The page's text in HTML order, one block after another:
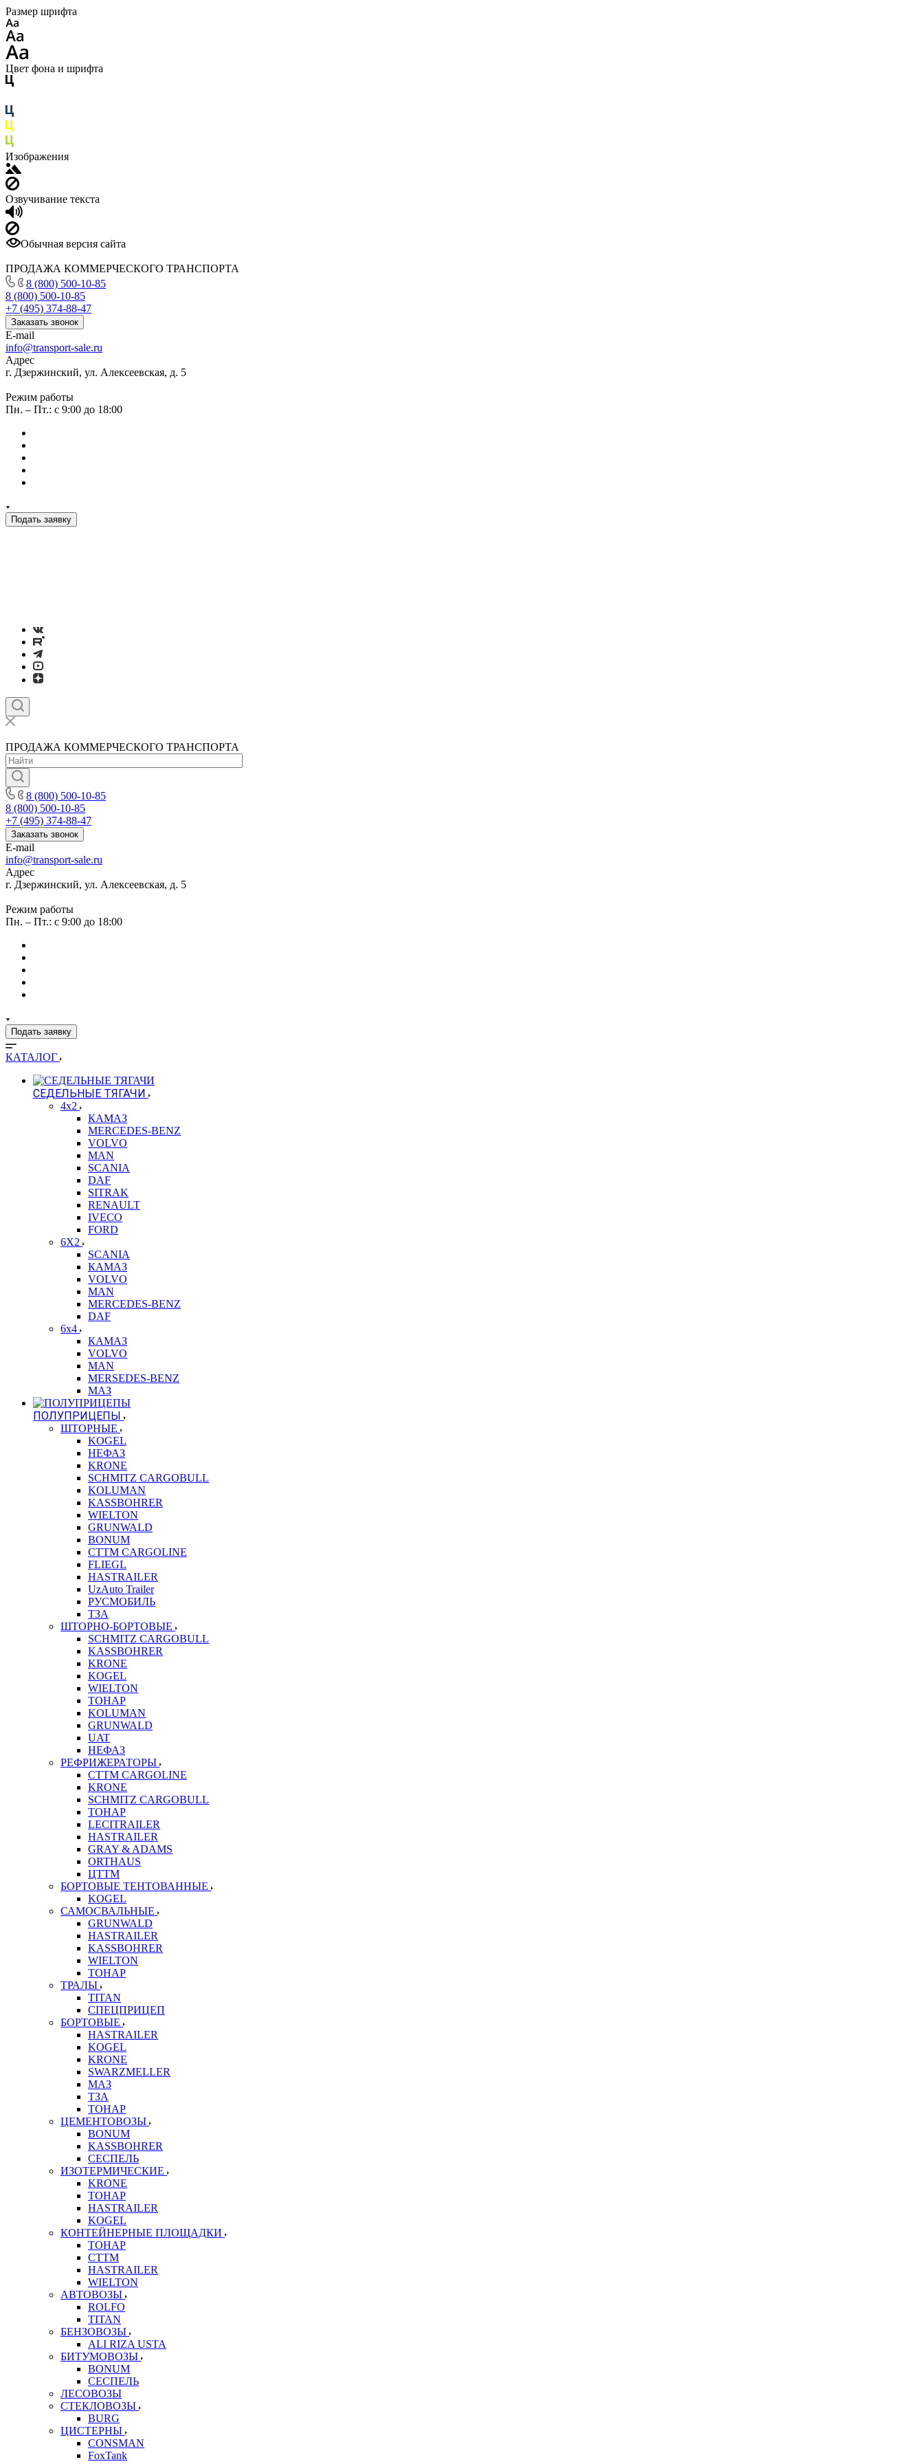
Размер шрифта
Цвет фона и шрифта
Изображения
Озвучивание текста
Обычная версия сайта
ПРОДАЖА КОММЕРЧЕСКОГО ТРАНСПОРТА
8 (800) 500-10-85
8 (800) 500-10-85
+7 (495) 374-88-47
Заказать звонок
E-mail
info@transport-sale.ru
Адрес
г. Дзержинский, ул. Алексеевская, д. 5
Режим работы
Пн. – Пт.: с 9:00 до 18:00
Подать заявку
ПРОДАЖА КОММЕРЧЕСКОГО ТРАНСПОРТА
8 (800) 500-10-85
8 (800) 500-10-85
+7 (495) 374-88-47
Заказать звонок
E-mail
info@transport-sale.ru
Адрес
г. Дзержинский, ул. Алексеевская, д. 5
Режим работы
Пн. – Пт.: с 9:00 до 18:00
Подать заявку
КАТАЛОГ
СЕДЕЛЬНЫЕ ТЯГАЧИ
4x2
КАМАЗ
MERCEDES-BENZ
VOLVO
MAN
SCANIA
DAF
SITRAK
RENAULT
IVECO
FORD
6X2
SCANIA
КАМАЗ
VOLVO
MAN
MERCEDES-BENZ
DAF
6x4
КАМАЗ
VOLVO
MAN
MERSEDES-BENZ
МАЗ
ПОЛУПРИЦЕПЫ
ШТОРНЫЕ
KOGEL
НЕФАЗ
KRONE
SCHMITZ CARGOBULL
KOLUMAN
KASSBOHRER
WIELTON
GRUNWALD
BONUM
CTTM CARGOLINE
FLIEGL
HASTRAILER
UzAuto Trailer
РУСМОБИЛЬ
ТЗА
ШТОРНО-БОРТОВЫЕ
SCHMITZ CARGOBULL
KASSBOHRER
KRONE
KOGEL
WIELTON
ТОНАР
KOLUMAN
GRUNWALD
UAT
НЕФАЗ
РЕФРИЖЕРАТОРЫ
CTTM CARGOLINE
KRONE
SCHMITZ CARGOBULL
ТОНАР
LECITRAILER
HASTRAILER
GRAY & ADAMS
ORTHAUS
ЦТТМ
БОРТОВЫЕ ТЕНТОВАННЫЕ
KOGEL
САМОСВАЛЬНЫЕ
GRUNWALD
HASTRAILER
KASSBOHRER
WIELTON
ТОНАР
ТРАЛЫ
TITAN
СПЕЦПРИЦЕП
БОРТОВЫЕ
HASTRAILER
KOGEL
KRONE
SWARZMELLER
МАЗ
ТЗА
ТОНАР
ЦЕМЕНТОВОЗЫ
BONUM
KASSBOHRER
СЕСПЕЛЬ
ИЗОТЕРМИЧЕСКИЕ
KRONE
ТОНАР
HASTRAILER
KOGEL
КОНТЕЙНЕРНЫЕ ПЛОЩАДКИ
ТОНАР
CTTM
HASTRAILER
WIELTON
АВТОВОЗЫ
ROLFO
TITAN
БЕНЗОВОЗЫ
ALI RIZA USTA
БИТУМОВОЗЫ
BONUM
СЕСПЕЛЬ
ЛЕСОВОЗЫ
СТЕКЛОВОЗЫ
BURG
ЦИСТЕРНЫ
CONSMAN
FoxTank